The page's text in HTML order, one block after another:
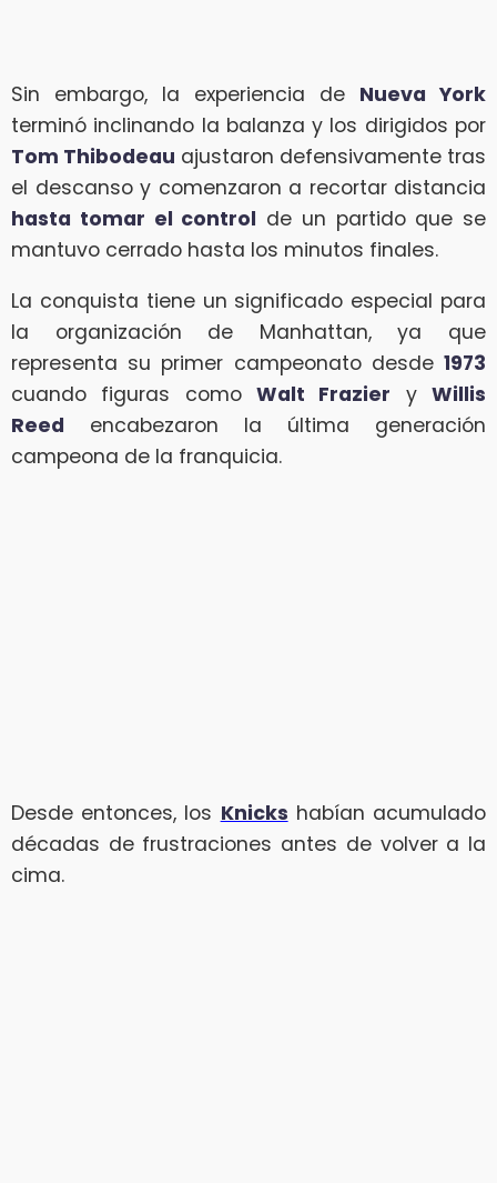
Sin embargo, la experiencia de Nueva York
terminó inclinando la balanza y los dirigidos por
Tom Thibodeau ajustaron defensivamente tras
el descanso y comenzaron a recortar distancia
hasta tomar el control de un partido que se
mantuvo cerrado hasta los minutos finales.
La conquista tiene un significado especial para
la organización de Manhattan, ya que
representa su primer campeonato desde 1973
cuando figuras como Walt Frazier yWillis
Reed encabezaron la última generación
campeona de la franquicia.
Desde entonces, los Knicks habían acumulado
décadas de frustraciones antes de volver a la
cima.